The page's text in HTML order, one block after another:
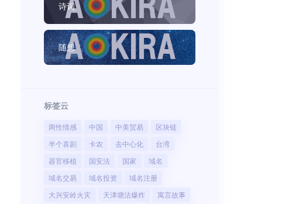
诗词
随想
标签云
两性情感 中国 中美贸易
区块链
半个喜剧
卡农 去中心化
台湾
器官移植
国安法 国家
域名
域名交易
域名投资
域名注册
大兴安岭火灾
天津塘沽爆炸
寓言故事